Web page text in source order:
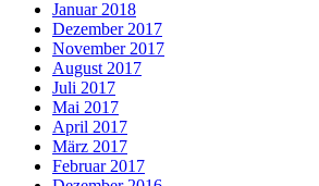
Januar 2018
Dezember 2017
November 2017
August 2017
Juli 2017
Mai 2017
April 2017
März 2017
Februar 2017